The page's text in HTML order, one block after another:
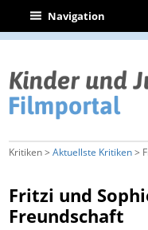
| Navigation
Kritiken >Aktuellste Kritiken>
Fritzi und
Freundschaft